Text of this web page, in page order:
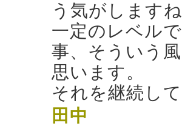
う気がします
一定のレベル
事、そういう
思います。
それを継続し
田中